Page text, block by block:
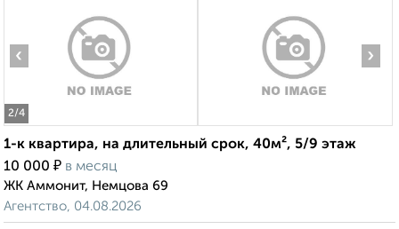
2/4
‹ ›
1-к квартира, на длительный срок, 40м², 5/9 этаж
10 000 ₽ в месяц
ЖК Аммонит, Немцова 69
Агентство, 04.08.2026